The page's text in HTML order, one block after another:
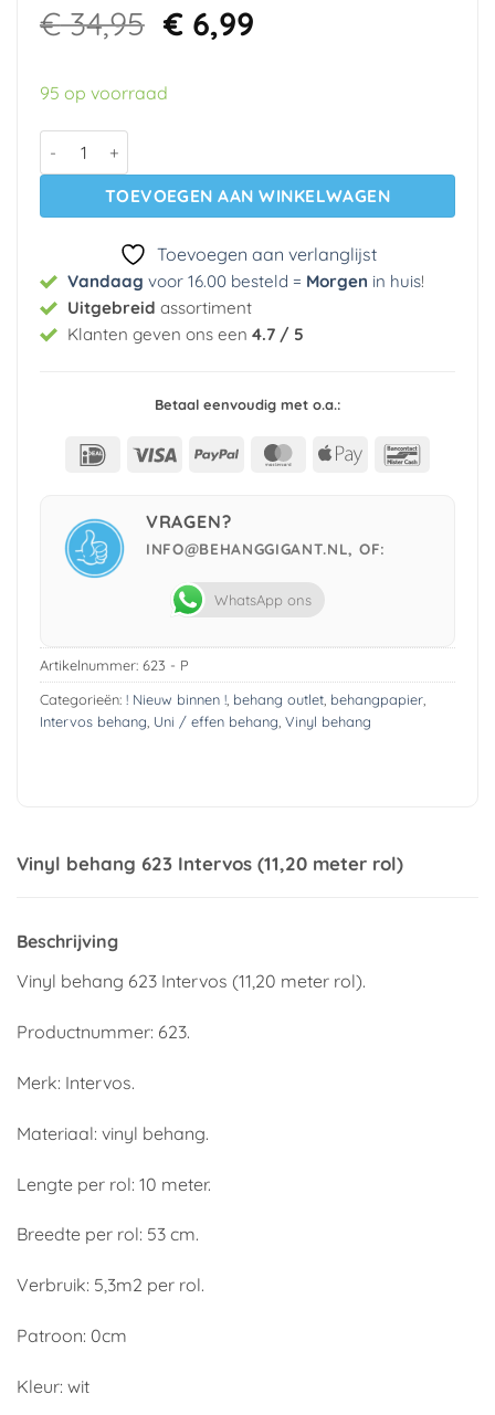
€34,95 Oorspronkelijke
prijs
was:
€6,99Huidige
95 op voorraad
Vinyl behang 623 Intervos (11,20 meter rol) aantal
TOEVOEGEN AAN WINKELWAGEN
Toevoegen aan verlanglijst
Vandaag voor 16.00 besteld = Morgen in huis!
Uitgebreid assortiment
Klanten geven ons een 4.7 / 5
Betaal eenvoudig met o.a.:
IDeal Visa PayPal MasterCard
Apple
VRAGEN?
INFO@BEHANGGIGANT.NL, OF:
WhatsApp ons
Artikelnummer: 623 - P
Categorieën: ! Nieuw binnen !, behang outlet, behangpapier,
Intervos behang Uni / effen behang Vinyl behang
Vinyl behang 623 Intervos (11,20 meter rol)
Beschrijving
Vinyl behang 623 Intervos (11,20 meter rol).
Productnummer: 623.
Merk: Intervos.
Materiaal: vinyl behang.
Lengte per rol: 10 meter.
Breedte per rol: 53 cm.
Verbruik: 5,3m2 per rol.
Patroon: 0cm
Kleur: wit